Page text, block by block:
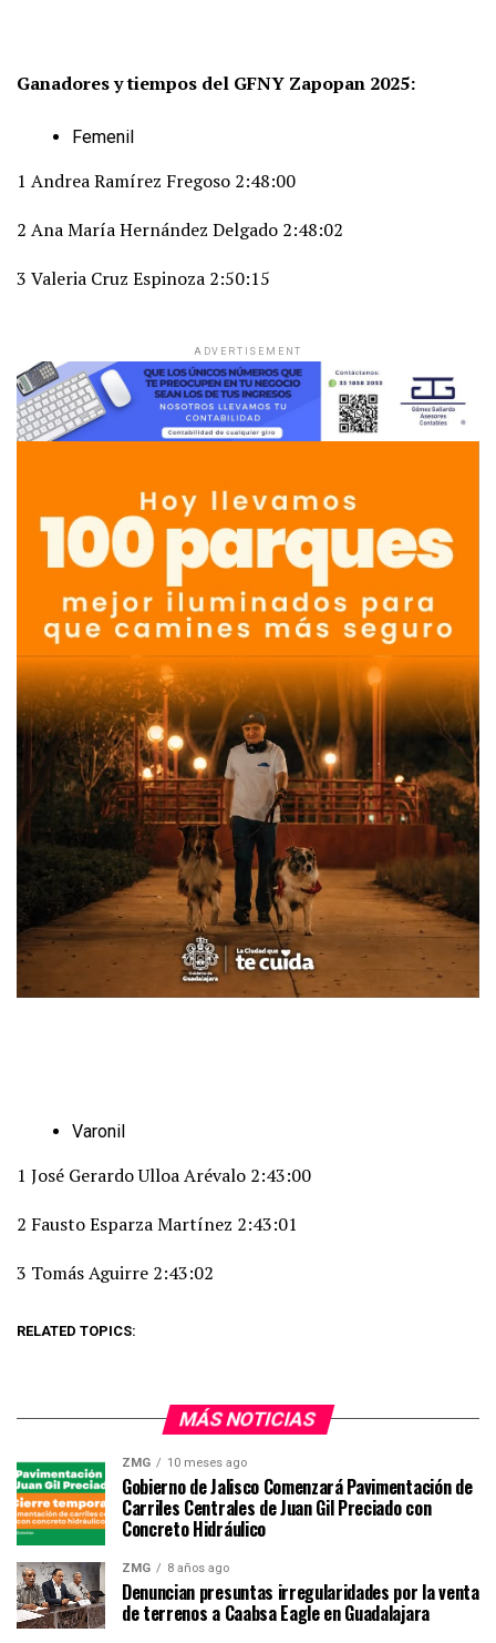
Ganadores y tiempos del GFNY Zapopan 2025:
Femenil
1 Andrea Ramírez Fregoso 2:48:00
2 Ana María Hernández Delgado 2:48:02
3 Valeria Cruz Espinoza 2:50:15
ADVERTISEMENT
Varonil
1 José Gerardo Ulloa Arévalo 2:43:00
2 Fausto Esparza Martínez 2:43:01
3 Tomás Aguirre 2:43:02
RELATED TOPICS:
MÁS NOTICIAS
ZMG 10 meses ago
Gobierno de Jalisco Comenzará Pavimentación de
Carriles Centrales de Juan Gil Preciado con
Concreto Hidráulico
ZMG 8 años ago
Denuncian presuntas irregularidades por la venta
de terrenos a Caabsa Eagle en Guadalajara